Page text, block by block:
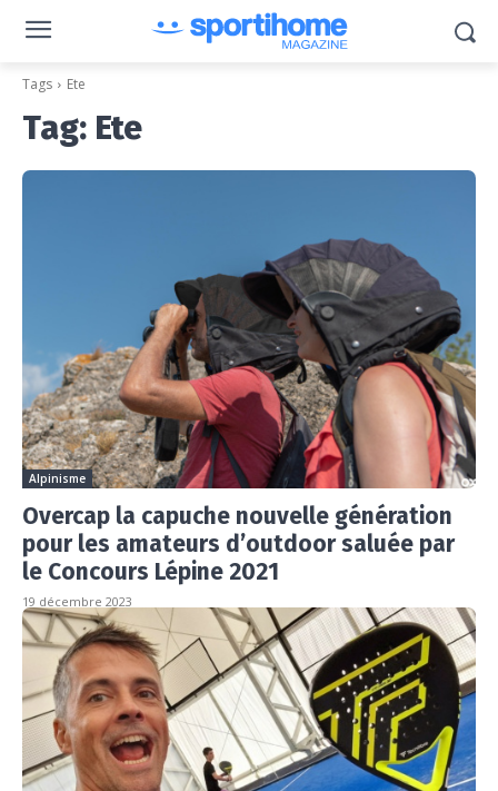
Tags Ete
Tag: Ete
Alpinisme
Overcap la capuche nouvelle génération
pour les amateurs d’outdoor saluée par
le Concours Lépine 2021
19 décembre 2023